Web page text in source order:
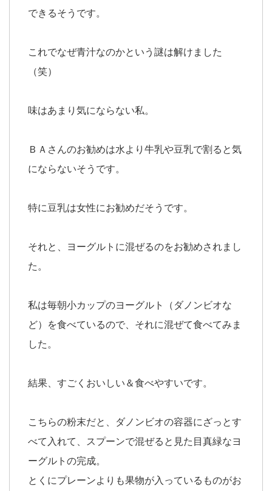
できるそうです。
これでなぜ青汁なのかという謎は解けました
（笑）
味はあまり気にならない私。
ＢＡさんのお勧めは水より牛乳や豆乳で割ると気
にならないそうです。
特に豆乳は女性にお勧めだそうです。
それと、ヨーグルトに混ぜるのをお勧めされまし
た。
私は毎朝小カップのヨーグルト（ダノンビオな
ど）を食べているので、それに混ぜて食べてみま
した。
結果、すごくおいしい＆食べやすいです。
こちらの粉末だと、ダノンビオの容器にざっとす
べて入れて、スプーンで混ぜると見た目真緑なヨ
ーグルトの完成。
とくにプレーンよりも果物が入っているものがお